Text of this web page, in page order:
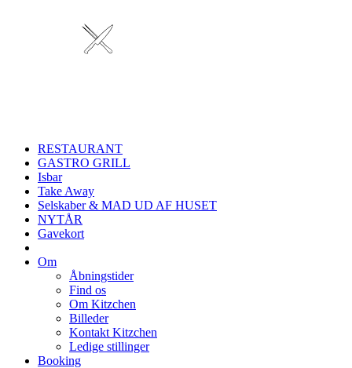
RESTAURANT
GASTRO GRILL
Isbar
Take Away
Selskaber & MAD UD AF HUSET
NYTÅR
Gavekort
Om
Åbningstider
Find os
Om Kitzchen
Billeder
Kontakt Kitzchen
Ledige stillinger
Booking